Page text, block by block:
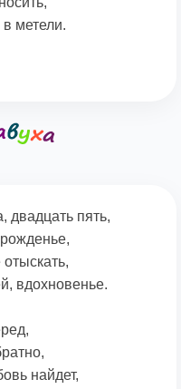
метели.
двадцать пять,
вдохновенье.
найдет,